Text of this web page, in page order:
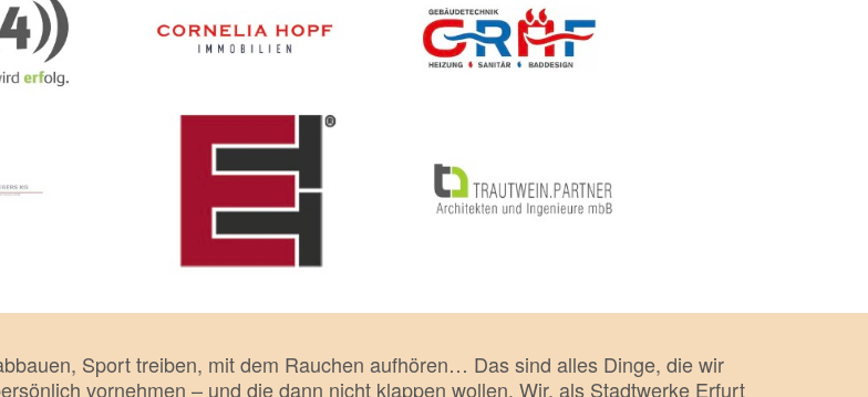
Sport treiben, mit dem Rauchen aufhören… Das sind alles Dinge, die wir
vornehmen – und die dann nicht klappen wollen. Wir, als Stadtwerke Erfurt